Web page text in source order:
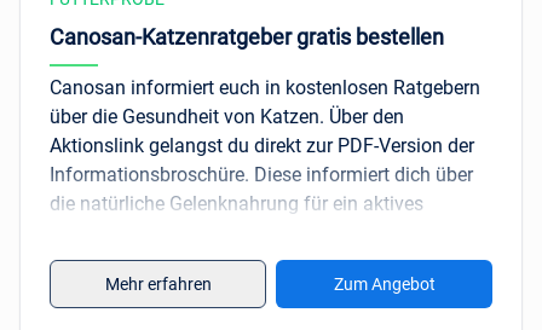
Canosan-Katzenratgeber gratis bestellen
Canosan informiert euch in kostenlosen Ratgebern
über die Gesundheit von Katzen. Über den
Aktionslink gelangst du direkt zur PDF-Version der
Informationsbroschüre. Diese informiert dich über
die natürliche Gelenknahrung für ein aktives
Mehr erfahren Zum Angebot